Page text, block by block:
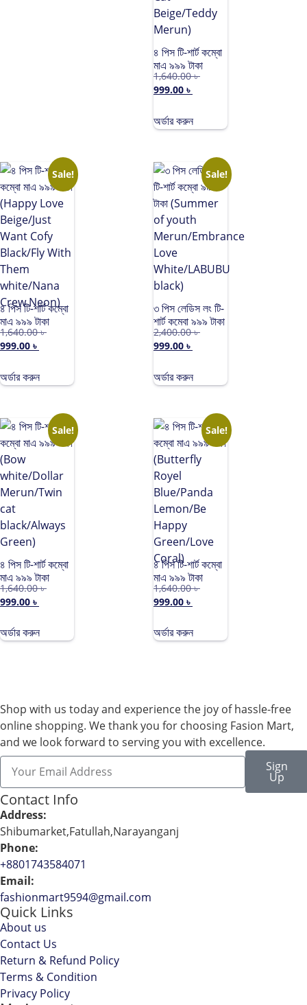
৪ পিস টি-শার্ট কম্বো
মাএ ৯৯৯ টাকা
(Dollar
White/Boom
Cat
Beige/Teddy
1,640.00৳
999.00 ৳
অর্ডার করুন
Sale!
৪ পিস টি-শার্ট কম্বো
মাএ ৯৯৯ টাকা
(Happy Love
Beige/Just
Black/Fly With
Them
Crew Neon)
1,640.00৳
999.00 ৳
অর্ডার করুন
Sale!
৩ পিস লেডিস লং টি-
শার্ট কম্বো ৯৯৯ টাকা
(Summer of
youth
Love
White/LABUBU
2,400.00৳
999.00 ৳
অর্ডার করুন
Sale!
৪ পিস টি-শার্ট কম্বো
মাএ ৯৯৯ টাকা
(Bow
white/Dollar
cat
black/Always
1,640.00৳
999.00 ৳
অর্ডার করুন
Sale!
৪ পিস টি-শার্ট কম্বো
মাএ ৯৯৯ টাকা
(Butterfly
Royel
Lemon/Be
Happy
1,640.00৳
999.00 ৳
অর্ডার করুন
Shop with us today and experience the joy of hassle-free
online shopping. We thank you for choosing Fasion Mart,
and we look forward to serving you with excellence.
Sign
Up
Contact Info
Address:
Shibumarket,Fatullah,Narayanganj
Phone:
+8801743584071
Email:
fashionmart9594@gmail.com
Quick Links
About us
Contact Us
Return & Refund Policy
Terms & Condition
Privacy Policy